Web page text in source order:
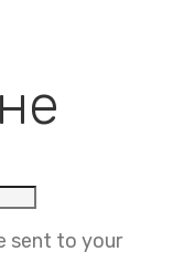
sent to your